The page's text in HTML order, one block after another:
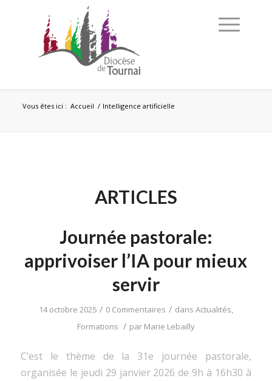
Vous êtes ici : Accueil / Intelligence artificielle
ARTICLES
Journée pastorale:
apprivoiser l’IA pour mieux
servir
14 octobre 2025 / 0 Commentaires / dans Actualités,
Formations / par Marie Lebailly
C’est le thème de la 31e journée pastorale,
organisée le jeudi 29 janvier 2026 de 9h à 16h30 à